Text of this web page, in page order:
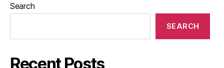
Search
SEARCH
Recent Posts